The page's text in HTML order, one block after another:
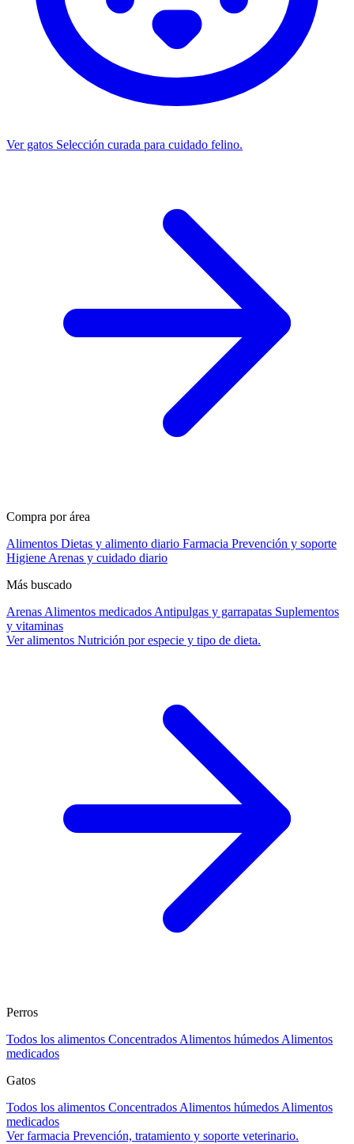
Ver gatos Selección curada para cuidado felino.
Compra por área
Alimentos Dietas y alimento diario Farmacia Prevención y soporte
Higiene Arenas y cuidado diario
Más buscado
Arenas Alimentos medicados Antipulgas y garrapatas Suplementos
y vitaminas
Ver alimentos Nutrición por especie y tipo de dieta.
Perros
Todos los alimentos Concentrados Alimentos húmedos Alimentos
medicados
Gatos
Todos los alimentos Concentrados Alimentos húmedos Alimentos
medicados
Ver farmacia Prevención, tratamiento y soporte veterinario.